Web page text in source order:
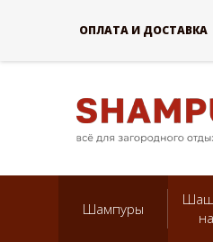
Шампуры
ОПЛАТА И ДОСТАВКА